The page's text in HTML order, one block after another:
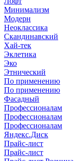
Минимализм
Модерн
Неоклассика
Скандинавский
Хай-тек
Эклетика
Эко
Этнический
По применению
По применению
Фасадный
Профессионалам
Профессионалам
Профессионалам
Яндекс.Диск
Прайс-лист
Прайс-лист